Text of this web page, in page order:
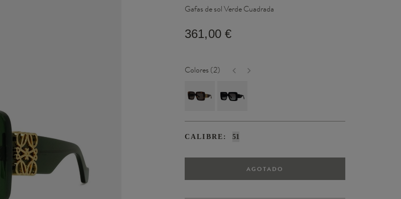
Gafas de sol Verde Cuadrada
361,00 €
Colores (2)
CALIBRE: 51
AGOTADO